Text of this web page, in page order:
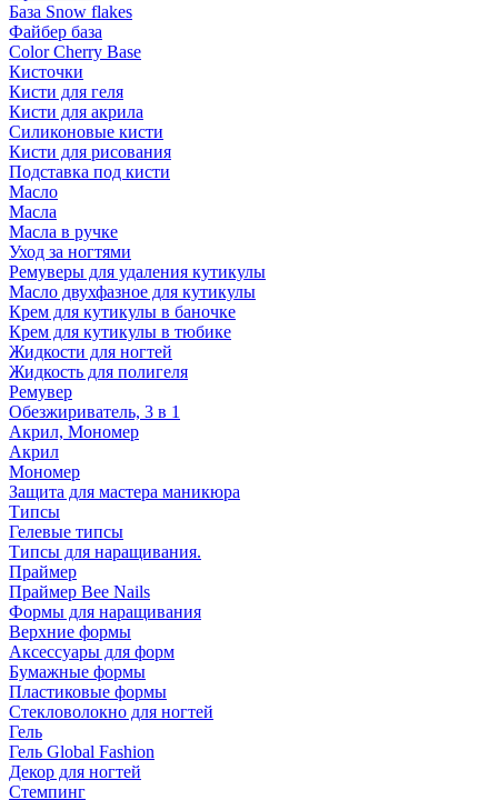
База Snow flakes
Файбер база
Color Cherry Base
Кисточки
Кисти для геля
Кисти для акрила
Силиконовые кисти
Кисти для рисования
Подставка под кисти
Масло
Масла
Масла в ручке
Уход за ногтями
Ремуверы для удаления кутикулы
Масло двухфазное для кутикулы
Крем для кутикулы в баночке
Крем для кутикулы в тюбике
Жидкости для ногтей
Жидкость для полигеля
Ремувер
Обезжириватель, 3 в 1
Акрил, Мономер
Акрил
Мономер
Защита для мастера маникюра
Типсы
Гелевые типсы
Типсы для наращивания.
Праймер
Праймер Bee Nails
Формы для наращивания
Верхние формы
Аксессуары для форм
Бумажные формы
Пластиковые формы
Стекловолокно для ногтей
Гель
Гель Global Fashion
Декор для ногтей
Стемпинг